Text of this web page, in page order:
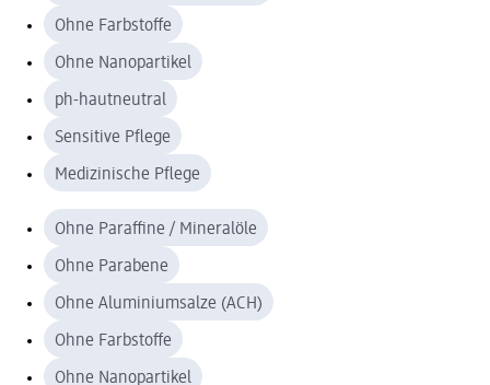
Ohne Farbstoffe
Ohne Nanopartikel
ph-hautneutral
Sensitive Pflege
Medizinische Pflege
Ohne Paraffine / Mineralöle
Ohne Parabene
Ohne Aluminiumsalze (ACH)
Ohne Farbstoffe
Ohne Nanopartikel